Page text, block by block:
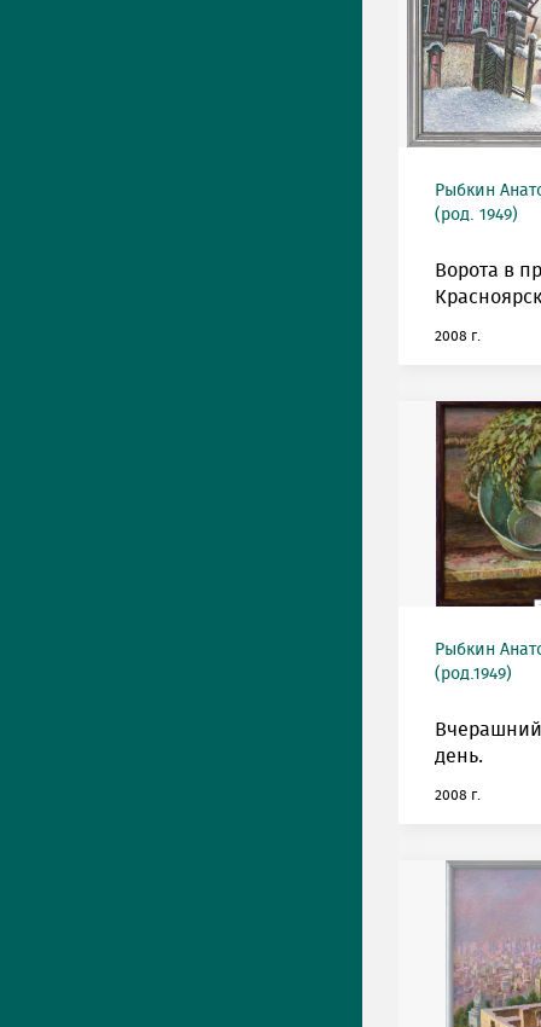
Рыбкин
(род. 1949)
Ворота в
2008 г.
Рыбкин
(род.1949)
день.
2008 г.